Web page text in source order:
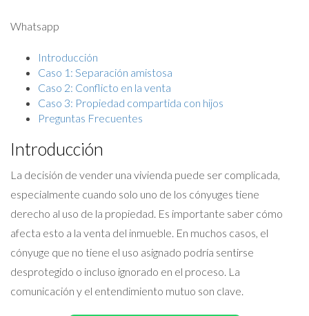
Whatsapp
Introducción
Caso 1: Separación amistosa
Caso 2: Conflicto en la venta
Caso 3: Propiedad compartida con hijos
Preguntas Frecuentes
Introducción
La decisión de vender una vivienda puede ser complicada,
especialmente cuando solo uno de los cónyuges tiene
derecho al uso de la propiedad. Es importante saber cómo
afecta esto a la venta del inmueble. En muchos casos, el
cónyuge que no tiene el uso asignado podría sentirse
desprotegido o incluso ignorado en el proceso. La
comunicación y el entendimiento mutuo son clave.